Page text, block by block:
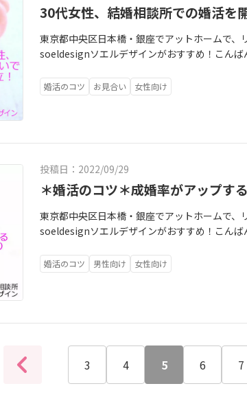
30代女性、結婚相談所での婚活を
東京都中央区日本橋・銀座でアットホームで
soeldesignソエルデザインがおすすめ！こん
たが、新規会員様にもご入会頂いていました
ングな女性です。教員のお仕事をされています
ます。お陰様で初めてのお見合いで交際も決
がりそうなピンクのラブリーなカボチャを使
p://www.f-minajouet.com/index.html 会員様の
ります。
婚活のコツ お見合い 女性向け
投稿日：2022/09/29
＊婚活のコツ＊成婚率がアップす
東京都中央区日本橋・銀座でアットホームで
soeldesignソエルデザインがおすすめ！こん
んとすると成婚率は上がります。そもそもな
た後、その日のことを思い出して、お相手の様
が、仲人型の結婚相談所には担当者がいます
ートが大切なのですから、自分の気持ちやお
告しましょう。
婚活のコツ 男性向け 女性向け
3 4 5 6 7